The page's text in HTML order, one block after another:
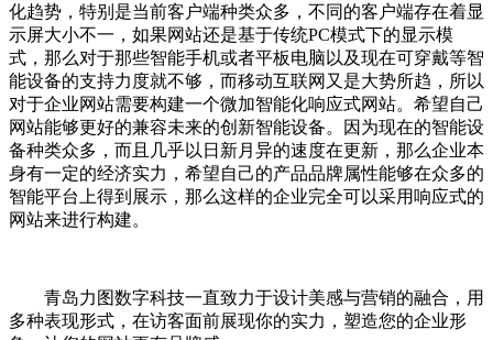
化趋势，特别是当前客户端种类众多，不同的客户端存在着显
示屏大小不一，如果网站还是基于传统PC模式下的显示模
式，那么对于那些智能手机或者平板电脑以及现在可穿戴等智
能设备的支持力度就不够，而移动互联网又是大势所趋，所以
对于企业网站需要构建一个微加智能化响应式网站。希望自己
网站能够更好的兼容未来的创新智能设备。因为现在的智能设
备种类众多，而且几乎以日新月异的速度在更新，那么企业本
身有一定的经济实力，希望自己的产品品牌属性能够在众多的
智能平台上得到展示，那么这样的企业完全可以采用响应式的
网站来进行构建。
青岛力图数字科技一直致力于设计美感与营销的融合，用
多种表现形式，在访客面前展现你的实力，塑造您的企业形